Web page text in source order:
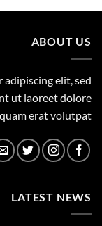
ABOUT US
elit, sed
ut laoreet dolore
erat volutpat.
LATEST NEWS